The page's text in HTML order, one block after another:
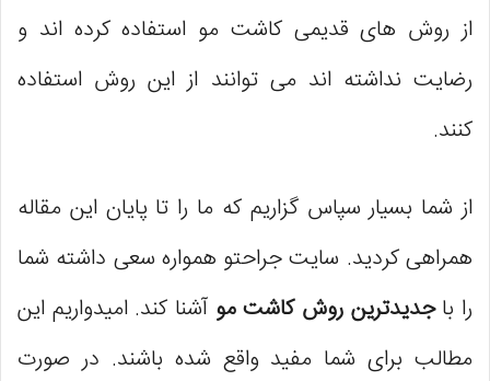
از روش‌ های قدیمی کاشت مو استفاده کرده‌ اند و
رضایت نداشته ‌اند می ‌توانند از این روش استفاده
کنند.
از شما بسیار سپاس گزاریم که ما را تا پایان این مقاله
همراهی کردید. سایت جراحتو همواره سعی داشته شما
را باجدیدترین روش کاشت مو آشنا کند. امیدواریم این
مطالب برای شما مفید واقع شده باشند. در صورت